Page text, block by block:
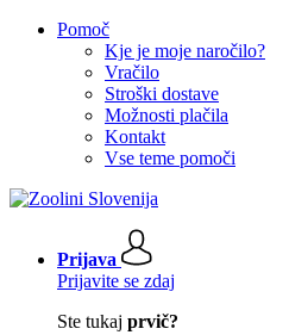
Pomoč
Kje je moje naročilo?
Vračilo
Stroški dostave
Možnosti plačila
Kontakt
Vse teme pomoči
Prijava
Prijavite se zdaj
Ste tukaj prvič?